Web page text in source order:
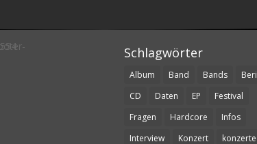
Schlagwörter
Album Band Bands
CD
Daten EP
Festival
Fragen
Hardcore
Infos
Interview
Konzert
konzerte